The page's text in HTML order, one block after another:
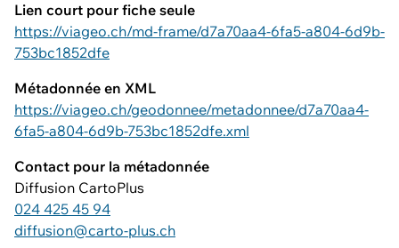
Lien court pour fiche seule
https://viageo.ch/md-frame/d7a70aa4-6fa5-a804-6d9b-
753bc1852dfe
Métadonnée en XML
https://viageo.ch/geodonnee/metadonnee/d7a70aa4-
6fa5-a804-6d9b-753bc1852dfe.xml
Contact pour la métadonnée
Diffusion CartoPlus
024 425 45 94
diffusion@carto-plus.ch